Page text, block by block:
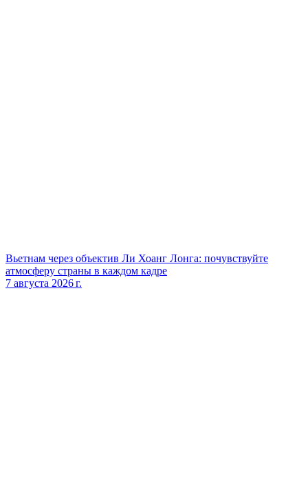
Вьетнам через объектив Ли Хоанг Лонга: почувствуйте
атмосферу страны в каждом кадре
7 августа 2026 г.